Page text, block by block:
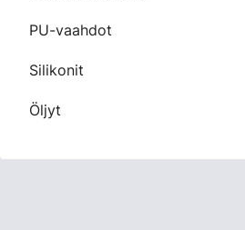
PU-vaahdot
Silikonit
Öljyt